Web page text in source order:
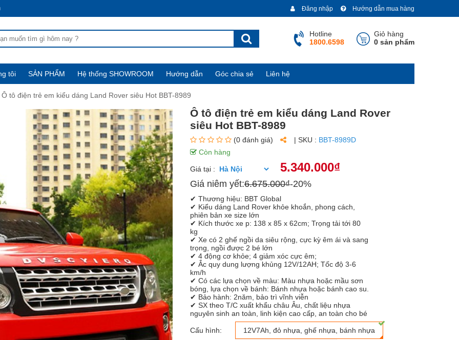
Hướng dẫn mua hàng
Đăng nhập
Giỏ hàng
0 sản phẩm
Hotline
1800.6598
tôi SẢN PHẨM Hệ thống SHOWROOM Hướng dẫn Góc chia sẻ Liên hệ
Ô tô điện trẻ em kiểu dáng Land Rover siêu Hot BBT-8989
Ô tô điện trẻ em kiểu dáng Land Rover
siêu Hot BBT-8989
(0 đánh giá) | SKU : BBT-8989D
Còn hàng
Giá tại : 5.340.000₫
Giá niêm yết:6.675.000₫-20%
✔ Thương hiệu: BBT Global
✔ Kiểu dáng Land Rover khỏe khoắn, phong cách,
phiên bản xe size lớn
✔ Kích thước xe p: 138 x 85 x 62cm; Trọng tải tới 80
kg
✔ Xe có 2 ghế ngồi da siêu rộng, cực kỳ êm ái và sang
trọng, ngồi được 2 bé lớn
✔ 4 động cơ khỏe; 4 giảm xóc cực êm;
✔ Ắc quy dung lượng khủng 12V/12AH; Tốc độ 3-6
km/h
✔ Có các lựa chọn về màu: Màu nhựa hoặc mầu sơn
bóng, lựa chọn về bánh: Bánh nhựa hoặc bánh cao su.
✔ Bảo hành: 2năm, bảo trì vĩnh viễn
✔ SX theo T/C xuất khẩu châu Âu, chất liệu nhựa
nguyên sinh an toàn, linh kiện cao cấp, an toàn cho bé
Cấu hình: 12V7Ah, đỏ nhựa, ghế nhựa, bánh nhựa